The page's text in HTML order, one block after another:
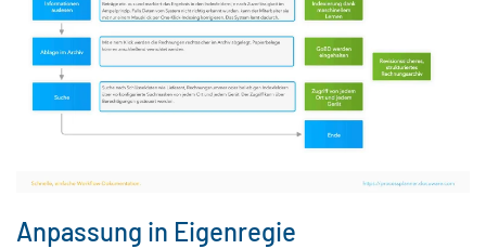
Anpassung in Eigenregie